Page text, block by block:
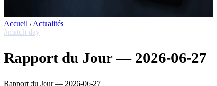
Accueil / Actualités
#match-day
Rapport du Jour — 2026-06-27
Rapport du Jour — 2026-06-27